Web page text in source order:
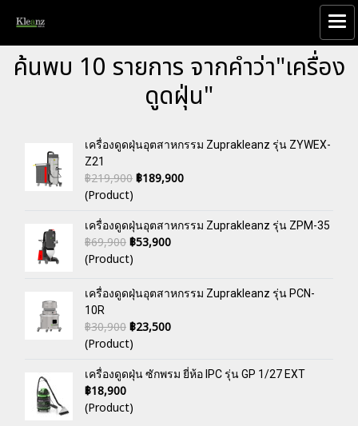
ค้นพบ 10 รายการ จากคำว่า"เครื่อง
ดูดฝุ่น"
เครื่องดูดฝุ่นอุตสาหกรรม Zuprakleanz รุ่น ZYWEX-
Z21
฿219,900฿189,900
(Product)
เครื่องดูดฝุ่นอุตสาหกรรม Zuprakleanz รุ่น ZPM-35
฿69,900฿53,900
(Product)
เครื่องดูดฝุ่นอุตสาหกรรม Zuprakleanz รุ่น PCN-
10R
฿30,900฿23,500
(Product)
เครื่องดูดฝุ่น ซักพรม ยี่ห้อ IPC รุ่น GP 1/27 EXT
฿18,900
(Product)